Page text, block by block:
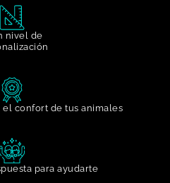
nivel de
el confort de tus animales
para ayudarte​